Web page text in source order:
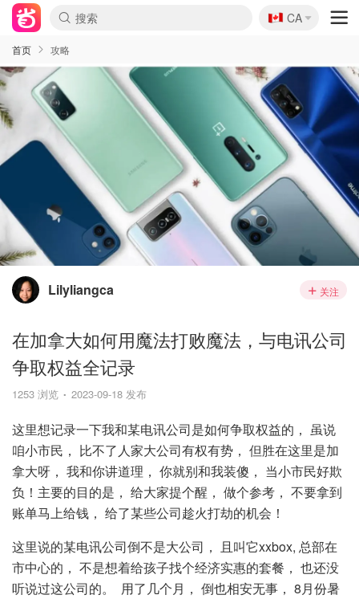
🇨🇦
CA
首页 攻略
Lilyliangca 关注
在加拿大如何用魔法打败魔法，与电讯公司
争取权益全记录
1253 浏览 2023-09-18 发布
这里想记录一下我和某电讯公司是如何争取权益的， 虽说
咱小市民， 比不了人家大公司有权有势， 但胜在这里是加
拿大呀， 我和你讲道理， 你就别和我装傻， 当小市民好欺
负！主要的目的是， 给大家提个醒， 做个参考， 不要拿到
账单马上给钱， 给了某些公司趁火打劫的机会！
这里说的某电讯公司倒不是大公司， 且叫它xxbox, 总部在
市中心的， 不是想着给孩子找个经济实惠的套餐， 也还没
听说过这公司的。 用了几个月， 倒也相安无事， 8月份暑